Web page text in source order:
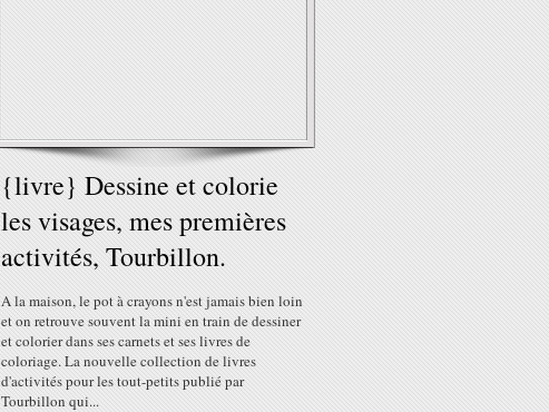
{livre} Dessine et colorie
les visages, mes premières
activités, Tourbillon.
A la maison, le pot à crayons n'est jamais bien loin
et on retrouve souvent la mini en train de dessiner
et colorier dans ses carnets et ses livres de
coloriage. La nouvelle collection de livres
d'activités pour les tout-petits publié par
Tourbillon qui...